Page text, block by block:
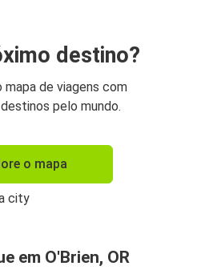
destino?
mapa de viagens com
pelo mundo.
o mapa
em O'Brien, OR